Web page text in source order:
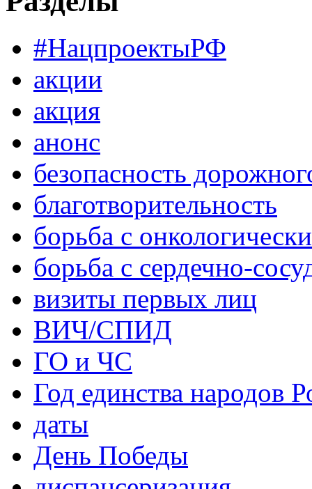
#НацпроектыРФ
акции
акция
анонс
безопасность
благотворительность
борьба с
борьба с сердечно-
визиты первых лиц
ВИЧ/СПИД
ГО и ЧС
Год единства народов
даты
День Победы